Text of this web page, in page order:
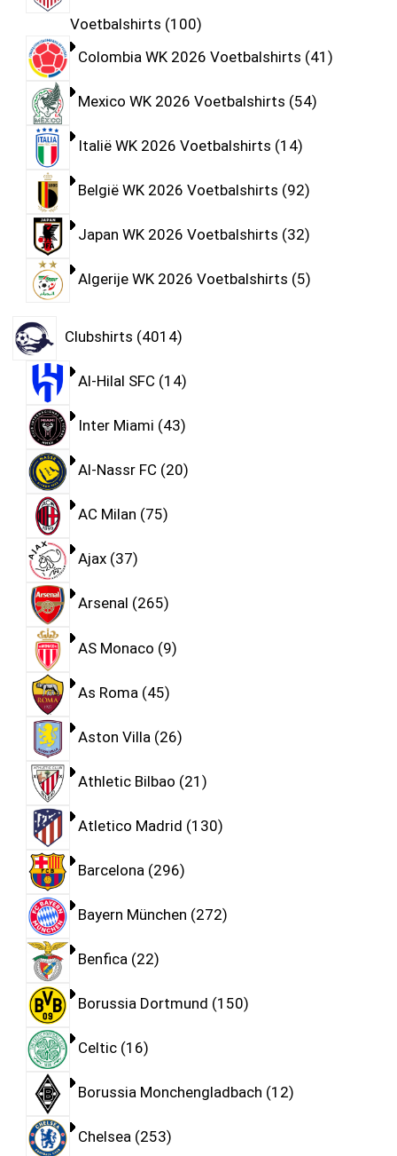
Voetbalshirts 100
Colombia WK 2026 Voetbalshirts 41
Mexico WK 2026 Voetbalshirts 54
Italië WK 2026 Voetbalshirts 14
België WK 2026 Voetbalshirts 92
Japan WK 2026 Voetbalshirts 32
Algerije WK 2026 Voetbalshirts 5
Clubshirts 4014
Al-Hilal SFC 14
Inter Miami 43
Al-Nassr FC 20
AC Milan 75
Ajax 37
Arsenal 265
AS Monaco 9
As Roma 45
Aston Villa 26
Athletic Bilbao 21
Atletico Madrid 130
Barcelona 296
Bayern München 272
Benfica 22
Borussia Dortmund 150
Celtic 16
Borussia Monchengladbach 12
Chelsea 253